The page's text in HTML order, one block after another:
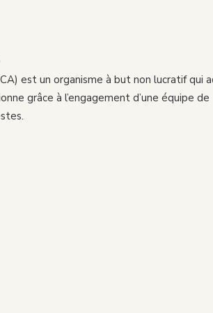
est un organisme à but non lucratif qui
grâce à l’engagement d’une équipe de